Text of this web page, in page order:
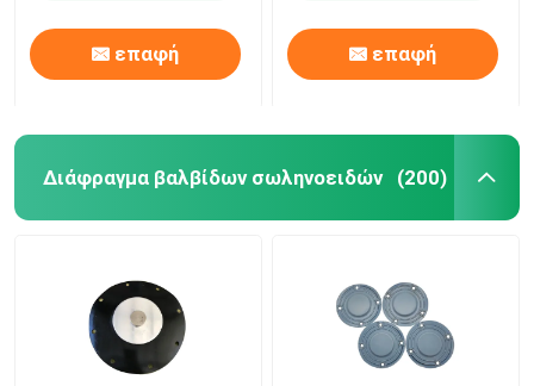
εξαρτήσεις
Diaphrgams βαλβίδων
επαφή επαφή
Διάφραγμα βαλβίδων σωληνοειδών (200)